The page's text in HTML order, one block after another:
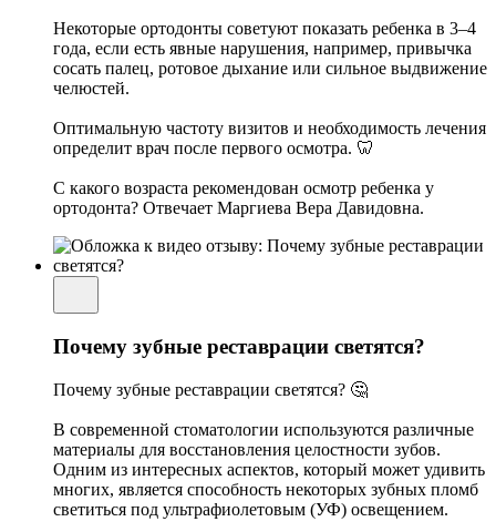
Некоторые ортодонты советуют показать ребенка в 3–4
года, если есть явные нарушения, например, привычка
сосать палец, ротовое дыхание или сильное выдвижение
челюстей.
Оптимальную частоту визитов и необходимость лечения
определит врач после первого осмотра. 🦷
С какого возраста рекомендован осмотр ребенка у
ортодонта? Отвечает Маргиева Вера Давидовна.
Почему зубные реставрации светятся?
Почему зубные реставрации светятся? 🤔
В современной стоматологии используются различные
материалы для восстановления целостности зубов.
Одним из интересных аспектов, который может удивить
многих, является способность некоторых зубных пломб
светиться под ультрафиолетовым (УФ) освещением.